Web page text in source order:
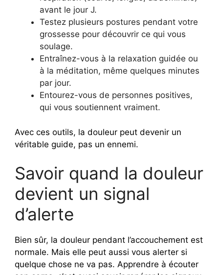
avant le jour J.
Testez plusieurs postures pendant votre
grossesse pour découvrir ce qui vous
soulage.
Entraînez-vous à la relaxation guidée ou
à la méditation, même quelques minutes
par jour.
Entourez-vous de personnes positives,
qui vous soutiennent vraiment.
Avec ces outils, la douleur peut devenir un
véritable guide, pas un ennemi.
Savoir quand la douleur
devient un signal
d’alerte
Bien sûr, la douleur pendant l’accouchement est
normale. Mais elle peut aussi vous alerter si
quelque chose ne va pas. Apprendre à écouter